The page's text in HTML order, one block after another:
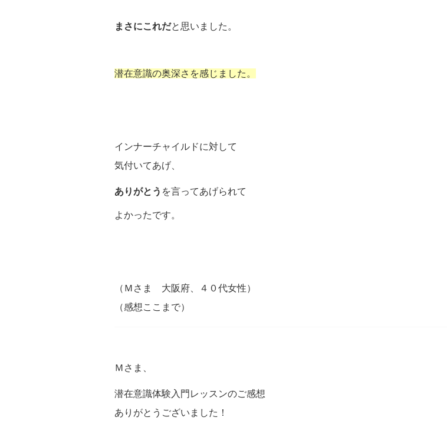
まさにこれだと思いました。
潜在意識の奥深さを感じました。
インナーチャイルドに対して
気付いてあげ、
ありがとう を言ってあげられて
よかったです。
（Ｍさま 大阪府、４０代女性）
（感想ここまで）
Ｍさま、
潜在意識体験入門レッスンのご感想
ありがとうございました！